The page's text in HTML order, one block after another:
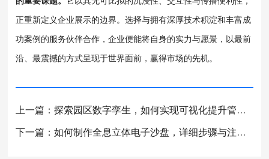
正重新定义企业展示的边界。选择与拥有深厚技术积淀和丰富成
功案例的服务伙伴合作，企业便能将自身的实力与愿景，以最前
沿、最震撼的方式呈现于世界面前，赢得市场的先机。
上一篇：探索园区数字孪生，如何实现可视化提升管理效能
下一篇：如何制作全息立体电子沙盘，详细步骤与注意事项